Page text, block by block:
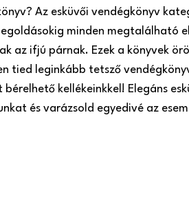
Az esküvői vendégkönyv
minden megtalálható
az ifjú párnak. Ezek a könyvek
tied leginkább tetsző
kellékeinkkel! Elegáns
és varázsold egyedivé az